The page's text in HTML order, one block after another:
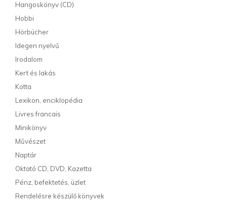
Hangoskönyv (CD)
Hobbi
Hörbücher
Idegen nyelvű
Irodalom
Kert és lakás
Kotta
Lexikon, enciklopédia
Livres francais
Minikönyv
Művészet
Naptár
Oktató CD, DVD, Kazetta
Pénz, befektetés, üzlet
Rendelésre készülő könyvek